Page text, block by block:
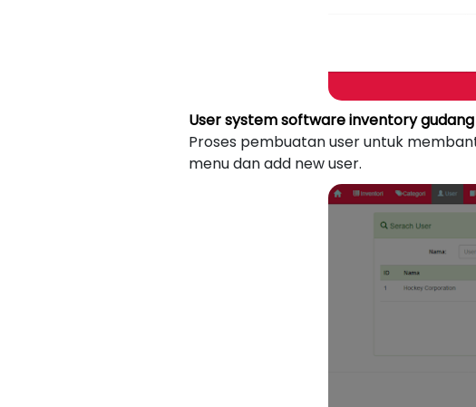
User system software inventory
Proses pembuatan user untuk
menu dan add new user.